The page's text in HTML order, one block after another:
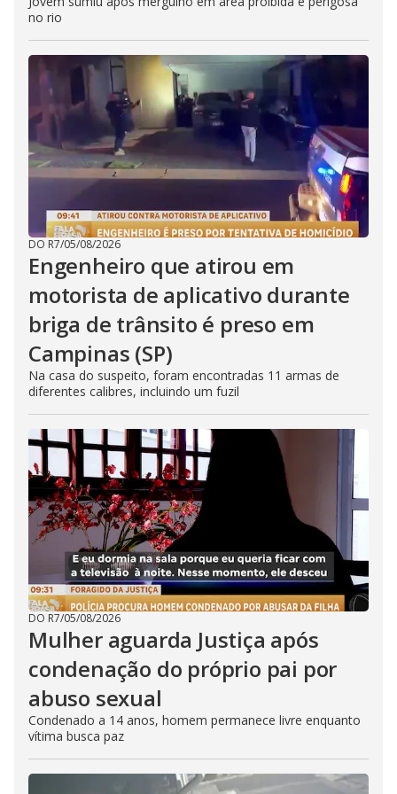
no rio
DO R7/05/08/2026
Engenheiro que atirou em
motorista de aplicativo durante
briga de trânsito é preso em
Campinas (SP)
Na casa do suspeito, foram encontradas 11 armas de
diferentes calibres, incluindo um fuzil
DO R7/05/08/2026
Mulher aguarda Justiça após
condenação do próprio pai por
abuso sexual
Condenado a 14 anos, homem permanece livre enquanto
vítima busca paz